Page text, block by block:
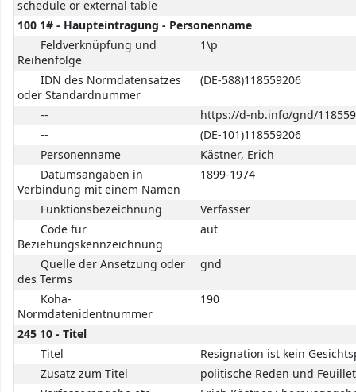
schedule or external table
100 1# - Haupteintragung - Personenname
Feldverknüpfung und
Reihenfolge
1\p
IDN des Normdatensatzes
oder Standardnummer
(DE-588)118559206
--
https://d-nb.info/gnd/
--
(DE-101)118559206
Personenname
Kästner, Erich
Datumsangaben in
Verbindung mit einem Namen
1899-1974
Funktionsbezeichnung
Verfasser
Code für
Beziehungskennzeichnung
aut
Quelle der Ansetzung oder
des Terms
gnd
Koha-
Normdatenidentnummer
190
245 10 - Titel
Titel
Resignation ist kein
Zusatz zum Titel
politische Reden und